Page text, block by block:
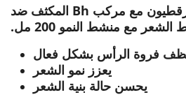
شامبو الشعر الأرقطيون مع مركب Bh المكثف ضد
مع منشط النمو 200 مل.
فروة الرأس بشكل فعال
يعزز نمو الشعر
يحسن حالة بنية الشعر